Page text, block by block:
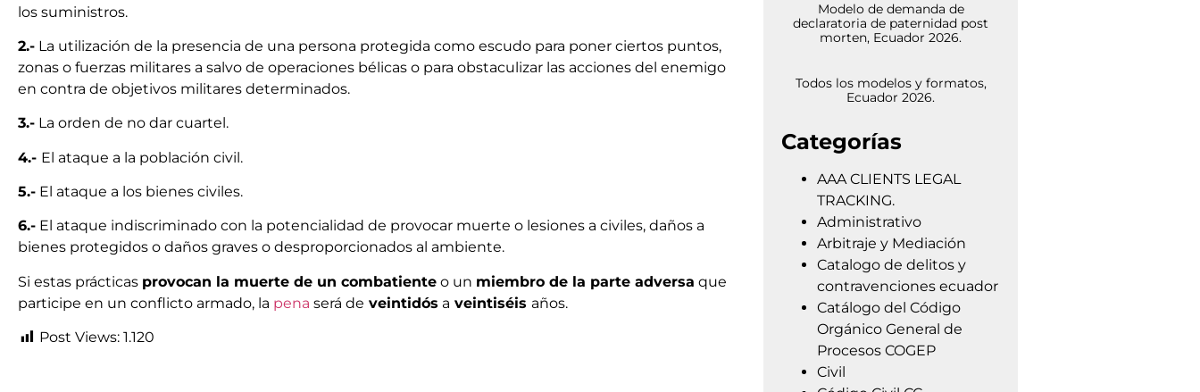
los suministros.
2.- La utilización de la presencia de una persona protegida como escudo para poner ciertos puntos,
zonas o fuerzas militares a salvo de operaciones bélicas o para obstaculizar las acciones del enemigo
en contra de objetivos militares determinados.
3.- La orden de no dar cuartel.
4.- El ataque a la población civil.
5.- El ataque a los bienes civiles.
6.- El ataque indiscriminado con la potencialidad de provocar muerte o lesiones a civiles, daños a
bienes protegidos o daños graves o desproporcionados al ambiente.
Si estas prácticas provocan la muerte de un combatiente o un miembro de la parte adversa que
participe en un conflicto armado, la pena será de veintidós a veintiséis años.
Post Views: 1.120
Modelo de demanda de
declaratoria de paternidad post
morten, Ecuador 2026.
Todos los modelos y formatos,
Ecuador 2026.
Categorías
AAA CLIENTS LEGAL
TRACKING.
Administrativo
Arbitraje y Mediación
Catalogo de delitos y
contravenciones ecuador
Catálogo del Código
Orgánico General de
Procesos COGEP
Civil